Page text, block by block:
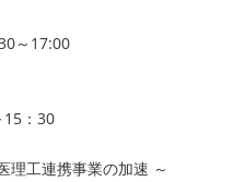
～17:00
：30
理工連携事業の加速 ～